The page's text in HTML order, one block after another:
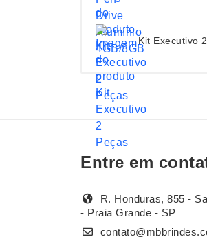
Kit Executivo
Entre em
R. Honduras, 855 -
- Praia Grande - SP